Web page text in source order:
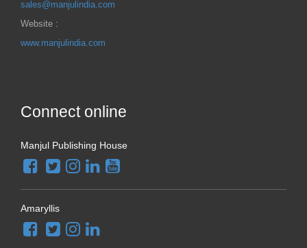
sales@manjulindia.com
Website :
www.manjulindia.com
Connect online
Manjul Publishing House
Amaryllis